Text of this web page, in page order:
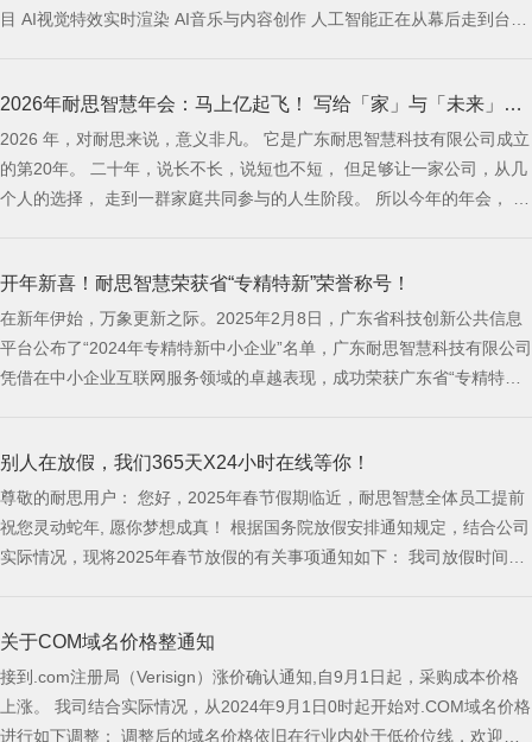
目 AI视觉特效实时渲染 AI音乐与内容创作 人工智能正在从幕后走到台
大规模应用AI时，普通创业者更应该思考： AI创业的机会在哪里？
2026年耐思智慧年会：马上亿起飞！ 写给「家」与「未来」的
集体记忆
2026 年，对耐思来说，意义非凡。 它是广东耐思智慧科技有限公司成立
的第20年。 二十年，说长不长，说短也不短， 但足够让一家公司，从几
个人的选择， 走到一群家庭共同参与的人生阶段。 所以今年的年会， 我
饭， 好好感受一次
开年新喜！耐思智慧荣获省“专精特新”荣誉称号！
在新年伊始，万象更新之际。2025年2月8日，广东省科技创新公共信息
平台公布了“2024年专精特新中小企业”名单，广东耐思智慧科技有限公司
凭借在中小企业互联网服务领域的卓越表现，成功荣获广东省“专精特
别人在放假，我们365天X24小时在线等你！
尊敬的耐思用户： 您好，2025年春节假期临近，耐思智慧全体员工提前
祝您灵动蛇年, 愿你梦想成真！ 根据国务院放假安排通知规定，结合公司
实际情况，现将2025年春节放假的有关事项通知如下： 我司放假时间为
额充足。 关于长假期间服务受理、备案审核等相关的须知如下： 产品服
务
关于COM域名价格整通知
接到.com注册局（Verisign）涨价确认通知,自9月1日起，采购成本价格
上涨。 我司结合实际情况，从2024年9月1日0时起开始对.COM域名价格
进行如下调整： 调整后的域名价格依旧在行业内处于低价位线，欢迎广